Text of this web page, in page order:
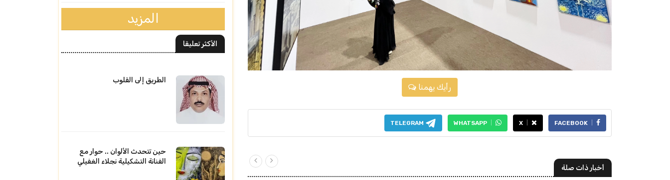
رأيك يهمنا
FACEBOOK
X
WHATSAPP
TELEGRAM
أخبار ذات صلة
المزيد
الأكثر تعليقا
الطريق إلى القلوب
حين تتحدث الألوان .. حوار مع
الفنانة التشكيلية نجلاء الغفيلي